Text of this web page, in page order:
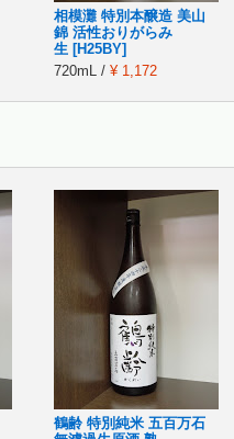
相模灘 特別本醸造 美山
錦 活性おりがらみ
生 [H25BY]
720mL / ¥ 1,172
鶴齢 特別純米 五百万石